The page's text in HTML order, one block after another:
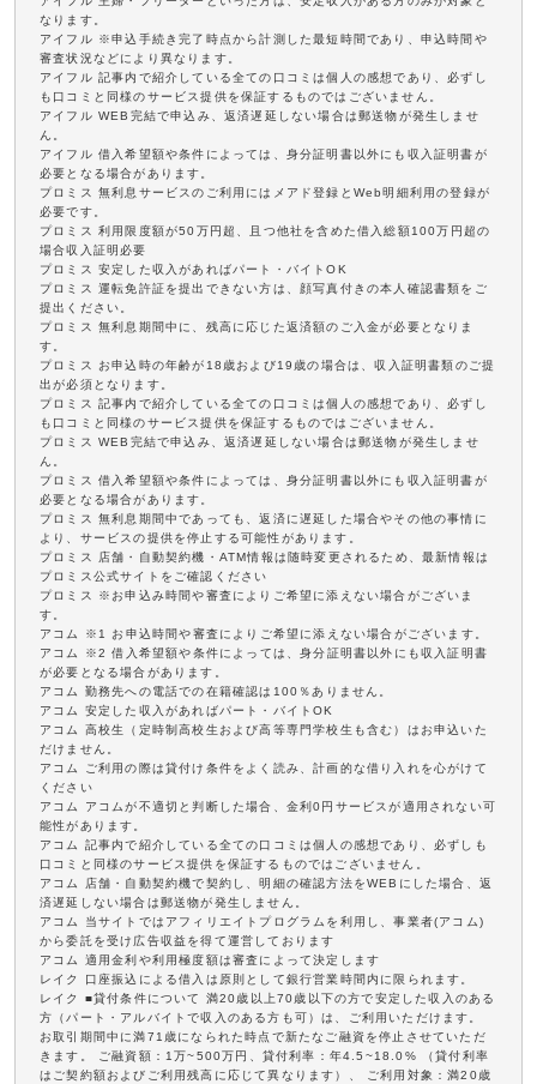
なります。
アイフル ※申込手続き完了時点から計測した最短時間であり、申込時間や
審査状況などにより異なります。
アイフル 記事内で紹介している全ての口コミは個人の感想であり、必ずし
も口コミと同様のサービス提供を保証するものではございません。
アイフル WEB完結で申込み、返済遅延しない場合は郵送物が発生しませ
ん。
アイフル 借入希望額や条件によっては、身分証明書以外にも収入証明書が
必要となる場合があります。
プロミス 無利息サービスのご利用にはメアド登録とWeb明細利用の登録が
必要です。
プロミス 利用限度額が50万円超、且つ他社を含めた借入総額100万円超の
場合収入証明必要
プロミス 安定した収入があればパート・バイトOK
プロミス 運転免許証を提出できない方は、顔写真付きの本人確認書類をご
提出ください。
プロミス 無利息期間中に、残高に応じた返済額のご入金が必要となりま
す。
プロミス お申込時の年齢が18歳および19歳の場合は、収入証明書類のご提
出が必須となります。
プロミス 記事内で紹介している全ての口コミは個人の感想であり、必ずし
も口コミと同様のサービス提供を保証するものではございません。
プロミス WEB完結で申込み、返済遅延しない場合は郵送物が発生しませ
ん。
プロミス 借入希望額や条件によっては、身分証明書以外にも収入証明書が
必要となる場合があります。
プロミス 無利息期間中であっても、返済に遅延した場合やその他の事情に
より、サービスの提供を停止する可能性があります。
プロミス 店舗・自動契約機・ATM情報は随時変更されるため、最新情報は
プロミス公式サイトをご確認ください
プロミス ※お申込み時間や審査によりご希望に添えない場合がございま
す。
アコム ※1 お申込時間や審査によりご希望に添えない場合がございます。
アコム ※2 借入希望額や条件によっては、身分証明書以外にも収入証明書
が必要となる場合があります。
アコム 勤務先への電話での在籍確認は100％ありません。
アコム 安定した収入があればパート・バイトOK
アコム 高校生（定時制高校生および高等専門学校生も含む）はお申込いた
だけません。
アコム ご利用の際は貸付け条件をよく読み、計画的な借り入れを心がけて
ください
アコム アコムが不適切と判断した場合、金利0円サービスが適用されない可
能性があります。
アコム 記事内で紹介している全ての口コミは個人の感想であり、必ずしも
口コミと同様のサービス提供を保証するものではございません。
アコム 店舗・自動契約機で契約し、明細の確認方法をWEBにした場合、返
済遅延しない場合は郵送物が発生しません。
アコム 当サイトではアフィリエイトプログラムを利用し、事業者(アコム)
から委託を受け広告収益を得て運営しております
アコム 適用金利や利用極度額は審査によって決定します
レイク 口座振込による借入は原則として銀行営業時間内に限られます。
レイク ■貸付条件について 満20歳以上70歳以下の方で安定した収入のある
方（パート・アルバイトで収入のある方も可）は、ご利用いただけます。
お取引期間中に満71歳になられた時点で新たなご融資を停止させていただ
きます。 ご融資額：1万~500万円、貸付利率：年4.5~18.0% （貸付利率
はご契約額およびご利用残高に応じて異なります）、 ご利用対象：満20歳